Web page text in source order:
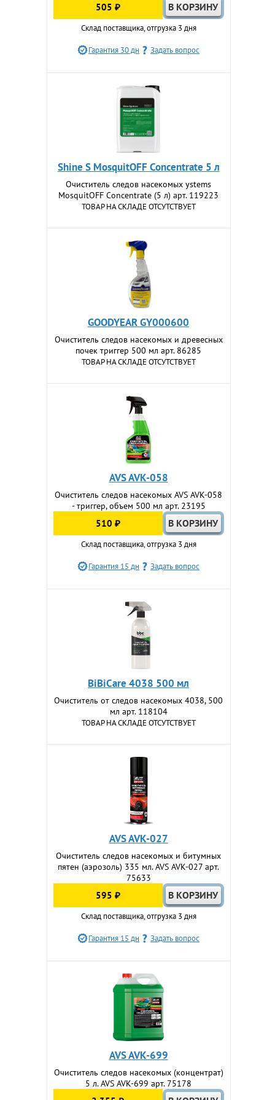
505 ₽
Склад поставщика, отгрузка 3 дня
Гарантия 30 дн Задать вопрос
Shine S MosquitOFF Concentrate 5 л
Очиститель следов насекомых ystems
MosquitOFF Concentrate (5 л) арт. 119223
ТОВАР НА СКЛАДЕ ОТСУТСТВУЕТ
GOODYEAR GY000600
Очиститель следов насекомых и древесных
почек триггер 500 мл арт. 86285
ТОВАР НА СКЛАДЕ ОТСУТСТВУЕТ
AVS AVK-058
Очиститель следов насекомых AVS AVK-058
- триггер, объем 500 мл арт. 23195
510 ₽
Склад поставщика, отгрузка 3 дня
Гарантия 15 дн Задать вопрос
BiBiCare 4038 500 мл
Очиститель от следов насекомых 4038, 500
мл арт. 118104
ТОВАР НА СКЛАДЕ ОТСУТСТВУЕТ
AVS AVK-027
Очиститель следов насекомых и битумных
пятен (аэрозоль) 335 мл. AVS AVK-027 арт.
75633
595 ₽
Склад поставщика, отгрузка 3 дня
Гарантия 15 дн Задать вопрос
AVS AVK-699
Очиститель следов насекомых (концентрат)
5 л. AVS AVK-699 арт. 75178